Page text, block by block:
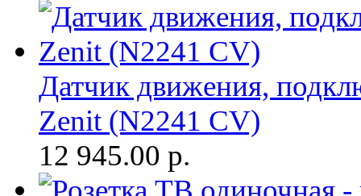
Датчик движения,
Zenit (N2241 CV)
12 945.00 р.